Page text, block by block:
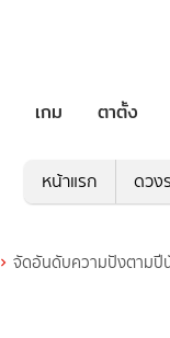
เกม ตาตั้ง
หน้าแรก ดวง
จัดอันดับความปังตามปี